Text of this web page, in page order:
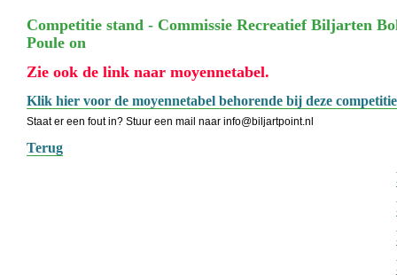
Competitie stand - Commissie Recreatief Biljarten
Poule on
Zie ook de link naar moyennetabel.
Klik hier voor de moyennetabel behorende bij deze
Staat er een fout in? Stuur een mail naar info@biljartpoint.nl
Terug